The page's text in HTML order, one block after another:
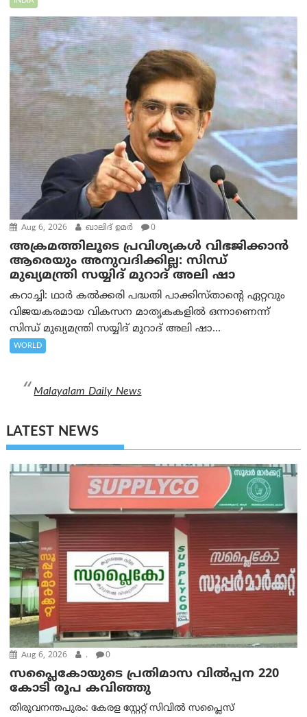
Aug 6, 2026 ഖാലിദ് ഉമര്‍ 0
അക്രമത്തിലൂടെ പ്രവിശ്യകൾ വിഭജിക്കാൻ
ആരെയും അനുവദിക്കില്ല: സിന്ധ്
മുഖ്യമന്ത്രി സയ്യിദ് മുറാദ് അലി ഷാ
കറാച്ചി: ഥാർ കൽക്കരി പദ്ധതി പാക്കിസ്താന്റെ ഏറ്റവും
വിജയകരമായ വികസന മാതൃകകളിൽ ഒന്നാണെന്ന്
സിന്ധ് മുഖ്യമന്ത്രി സയ്യിദ് മുറാദ് അലി ഷാ...
WORLD
Malayalam Daily News
LATEST NEWS
Aug 6, 2026 . 0
സപ്ലൈകോയുടെ പ്രതിമാസ വിൽപ്പന 220
കോടി രൂപ കവിഞ്ഞു
തിരുവനന്തപുരം: കേരള സ്റ്റേറ്റ് സിവിൽ സപ്ലൈസ്